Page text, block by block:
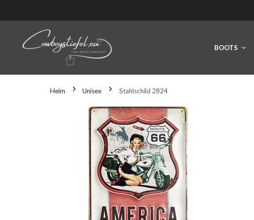
BOOTS
Heim Unisex Stahlschild 2824
DEN PRODUKTINFORMATIONEN SPRINGEN